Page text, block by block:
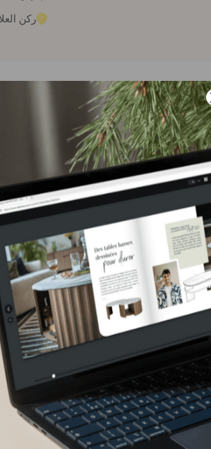
ركن
العلامة التجارية Gautier عبر العالم
أوروبا
الشرق الأوسط
آسيا